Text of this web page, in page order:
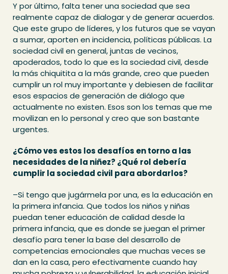
Y por último, falta tener una sociedad que sea
realmente capaz de dialogar y de generar acuerdos.
Que este grupo de líderes, y los futuros que se vayan
a sumar, aporten en incidencia, políticas públicas. La
sociedad civil en general, juntas de vecinos,
apoderados, todo lo que es la sociedad civil, desde
la más chiquitita a la más grande, creo que pueden
cumplir un rol muy importante y debiesen de facilitar
esos espacios de generación de diálogo que
actualmente no existen. Esos son los temas que me
movilizan en lo personal y creo que son bastante
urgentes.
¿Cómo ves estos los desafíos en torno a las
necesidades de la niñez? ¿Qué rol debería
cumplir la sociedad civil para abordarlos?
–Si tengo que jugármela por una, es la educación en
la primera infancia. Que todos los niños y niñas
puedan tener educación de calidad desde la
primera infancia, que es donde se juegan el primer
desafío para tener la base del desarrollo de
competencias emocionales que muchas veces se
dan en la casa, pero efectivamente cuando hay